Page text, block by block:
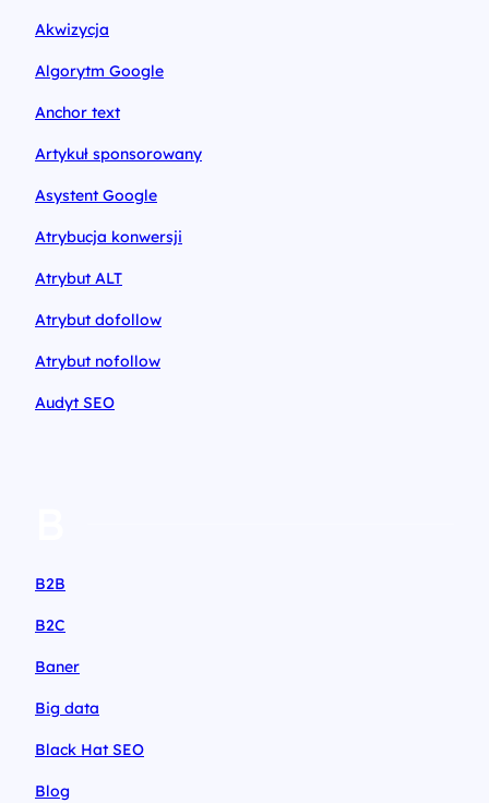
Akwizycja
Algorytm Google
Anchor text
Artykuł sponsorowany
Asystent Google
Atrybucja konwersji
Atrybut ALT
Atrybut dofollow
Atrybut nofollow
Audyt SEO
B2B
B2C
Baner
Big data
Black Hat SEO
Blog